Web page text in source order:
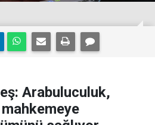
Arabuluculuk,